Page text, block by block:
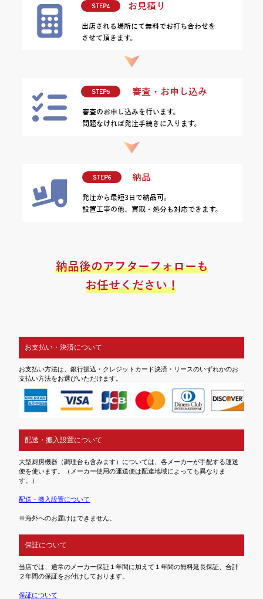
お支払い・決済について
お支払い方法は、銀行振込・クレジットカード決済・リースのいずれかのお
支払い方法をお選びいただけます。
配送・搬入設置について
大型厨房機器（調理台も含みます）については、各メーカーが手配する運送
便を使います。（メーカー使用の運送便は配達地域によっても異なりま
す。）
配送・搬入設置について
※海外へのお届けはできません。
保証について
当店では、通常のメーカー保証１年間に加えて１年間の無料延長保証、合計
２年間の保証をお付けしております。
保証について